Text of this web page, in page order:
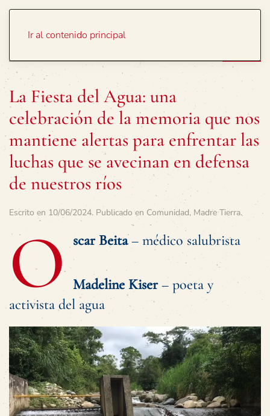
Ir al contenido principal
La Fiesta del Agua: una
celebración de la memoria que nos
mantiene alertas para enfrentar las
luchas que se avecinan en defensa
de nuestros ríos
Escrito en 10/06/2024. Publicado en Comunidad, Madre Tierra.
O scar Beita– médico salubrista
Madeline Kiser– poeta y
activista del agua